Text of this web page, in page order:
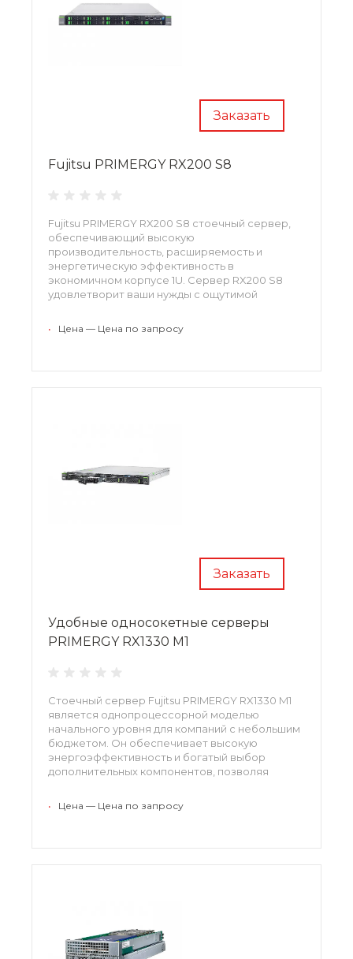
Заказать
Fujitsu PRIMERGY RX200 S8
Fujitsu PRIMERGY RX200 S8 стоечный сервер,
обеспечивающий высокую
производительность, расширяемость и
энергетическую эффективность в
экономичном корпусе 1U. Сервер RX200 S8
удовлетворит ваши нужды с ощутимой
практичность использования серверов Fujitsu
• Цена — Цена по запросу
Заказать
Удобные односокетные серверы
PRIMERGY RX1330 M1
Cтоечный сервер Fujitsu PRIMERGY RX1330 M1
является однопроцессорной моделью
начального уровня для компаний с небольшим
бюджетом. Он обеспечивает высокую
энергоэффективность и богатый выбор
дополнительных компонентов, позволяя
• Цена — Цена по запросу